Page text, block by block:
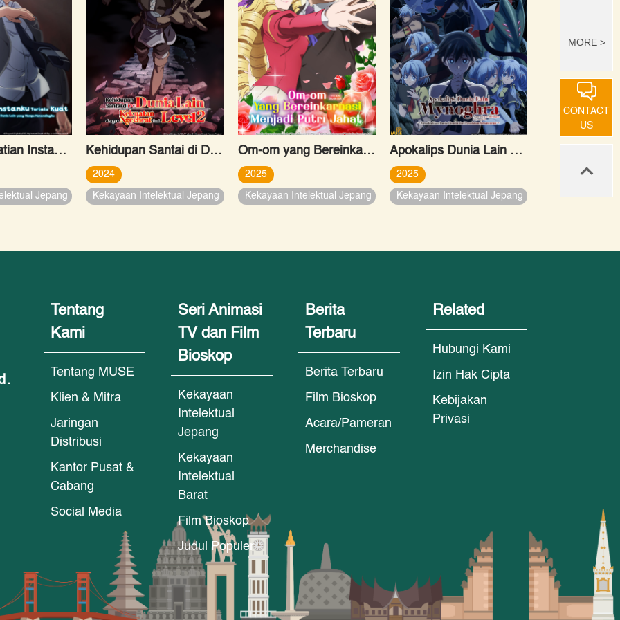
Cheat Kematian Instanku Terlalu Kuat
Jepang
Kehidupan Santai di Dunia Lain dengan Kekuatan Ngecheat dari Level 2
2024
Kekayaan Intelektual Jepang
Om-om yang Bereinkarnasi Menjadi Putri Jahat
2025
Kekayaan Intelektual Jepang
Apokalips Dunia Lain Mynoghra: Menaklukkan Dunia Dimulai dari Peradaban Kehancuran
2025
Kekayaan Intelektual Jepang
Tentang
Kami
Tentang MUSE
Klien & Mitra
Jaringan
Distribusi
Kantor Pusat &
Cabang
Social Media
Seri Animasi
TV dan Film
Bioskop
Kekayaan
Intelektual
Jepang
Kekayaan
Intelektual
Barat
Film Bioskop
Judul Populer
Berita
Terbaru
Berita Terbaru
Film Bioskop
Acara/Pameran
Merchandise
Related
Hubungi Kami
Izin Hak Cipta
Kebijakan
Privasi
MORE >
CONTACT
US